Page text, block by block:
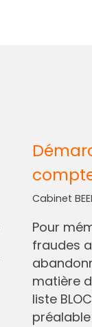
Cabinet
Pour
fraudes
matière
liste